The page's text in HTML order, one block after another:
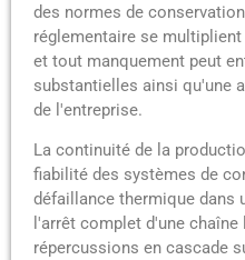
des normes de
réglementaire se
et tout manquement peut
substantielles ainsi qu'une
de l'entreprise.
La continuité de la
fiabilité des systèmes de
défaillance thermique dans
l'arrêt complet d'une
répercussions en cascade